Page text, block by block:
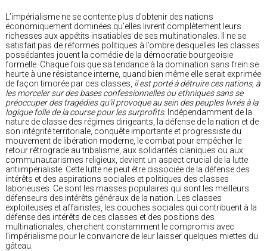
L’impérialisme ne se contente plus d’obtenir des nations
économiquement dominées qu’elles livrent complètement leurs
richesses aux appétits insatiables de ses multinationales. Il ne se
satisfait pas de réformes politiques à l’ombre desquelles les classes
possédantes jouent la comédie de la démocratie bourgeoisie
formelle. Chaque fois que sa tendance à la domination sans frein se
heurte à une résistance interne, quand bien même elle serait exprimée
de façon timorée par ces classes, il est porté à détruire ces nations, à
les morceler sur des bases confessionnelles ou ethniques sans se
préoccuper des tragédies qu’il provoque au sein des peuples livrés à la
logique folle de la course pour les surprofits. Indépendamment de la
nature de classe des régimes dirigeants, la défense de la nation et de
son intégrité territoriale, conquête importante et progressiste du
mouvement de libération moderne, le combat pour empêcher le
retour rétrograde au tribalisme, aux solidarités claniques ou aux
communautarismes religieux, devient un aspect crucial de la lutte
antiimpérialiste. Cette lutte ne peut être dissociée de la défense des
intérêts et des aspirations sociales et politiques des classes
laborieuses. Ce sont les masses populaires qui sont les meilleurs
défenseurs des intérêts généraux de la nation. Les classes
exploiteuses et affairistes, les couches sociales qui contribuent à la
défense des intérêts de ces classes et des positions des
multinationales, cherchent constamment le compromis avec
l’impérialisme pour le convaincre de leur laisser quelques miettes du
gâteau.